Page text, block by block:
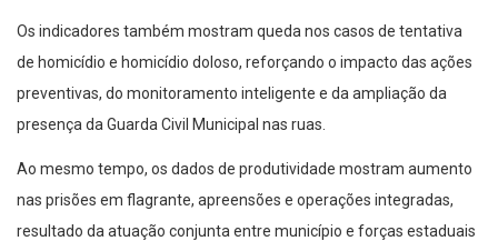
Os indicadores também mostram queda nos casos de tentativa
de homicídio e homicídio doloso, reforçando o impacto das ações
preventivas, do monitoramento inteligente e da ampliação da
presença da Guarda Civil Municipal nas ruas.
Ao mesmo tempo, os dados de produtividade mostram aumento
nas prisões em flagrante, apreensões e operações integradas,
resultado da atuação conjunta entre município e forças estaduais